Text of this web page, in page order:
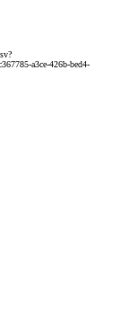
a3ce-426b-bed4-